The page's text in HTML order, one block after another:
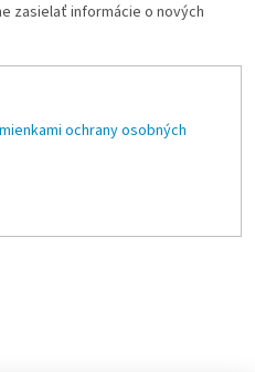
zasielať informácie o nových
ochrany osobných